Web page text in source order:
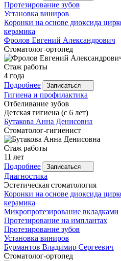
Протезирование зубов
Установка виниров
Коронки на основе диоксида
керамика
Фролов Евгений Александрович
Стоматолог-ортопед
Стаж работы
4 года
Подробнее
Записаться
Гигиена и профилактика
Отбеливание зубов
Детская гигиена (с 6 лет)
Бутакова Анна Денисовна
Стоматолог-гигиенист
Стаж работы
11 лет
Подробнее
Записаться
Диагностика
Эстетическая стоматология
Коронки на основе диоксида
керамика
Микропротезирование вкладками
Протезирование на имплантах
Протезирование зубов
Установка виниров
Бурмантов Владимир Сергеевич
Стоматолог-ортопед